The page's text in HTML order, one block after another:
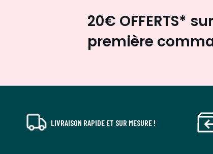
20€ OFFERTS*
première
LIVRAISON RAPIDE ET SUR MESURE !